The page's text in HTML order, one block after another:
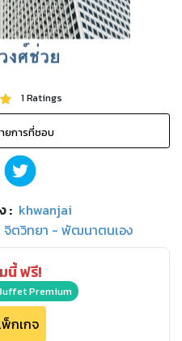
1Ratings
ยการที่ชอบ
: khwanjai
จิตวิทยา - พัฒนาตนเอง
นี้ ฟรี!
Premium
กเกจ